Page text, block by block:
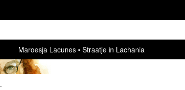
Maroesja Lacunes Straatje in Lachania
.